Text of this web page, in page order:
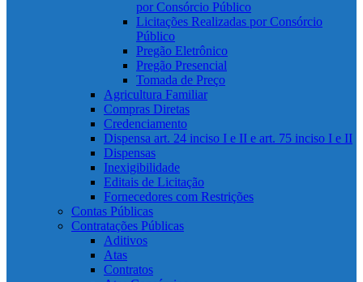
por Consórcio Público
Licitações Realizadas por Consórcio
Público
Pregão Eletrônico
Pregão Presencial
Tomada de Preço
Agricultura Familiar
Compras Diretas
Credenciamento
Dispensa art. 24 inciso I e II e art. 75 inciso I e II
Dispensas
Inexigibilidade
Editais de Licitação
Fornecedores com Restrições
Contas Públicas
Contratações Públicas
Aditivos
Atas
Contratos